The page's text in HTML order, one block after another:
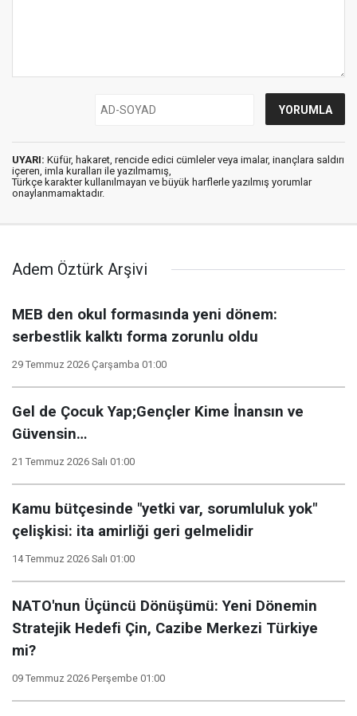
UYARI: Küfür, hakaret, rencide edici cümleler veya imalar, inançlara saldırı
içeren, imla kuralları ile yazılmamış,
Türkçe karakter kullanılmayan ve büyük harflerle yazılmış yorumlar
onaylanmamaktadır.
Adem Öztürk Arşivi
MEB den okul formasında yeni dönem:
serbestlik kalktı forma zorunlu oldu
29 Temmuz 2026 Çarşamba 01:00
Gel de Çocuk Yap;Gençler Kime İnansın ve
Güvensin…
21 Temmuz 2026 Salı 01:00
Kamu bütçesinde "yetki var, sorumluluk yok"
çelişkisi: ita amirliği geri gelmelidir
14 Temmuz 2026 Salı 01:00
NATO'nun Üçüncü Dönüşümü: Yeni Dönemin
Stratejik Hedefi Çin, Cazibe Merkezi Türkiye
mi?
09 Temmuz 2026 Perşembe 01:00